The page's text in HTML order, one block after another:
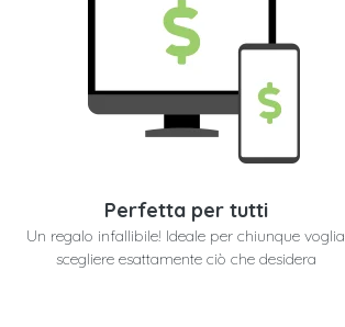
Perfetta per tutti
Un regalo infallibile! Ideale per chiunque voglia
scegliere esattamente ciò che desidera